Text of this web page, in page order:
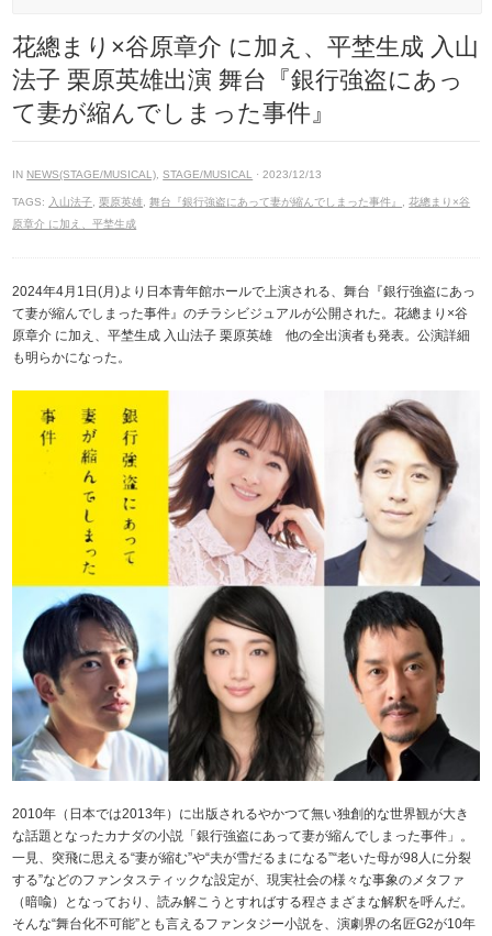
花總まり×谷原章介 に加え、平埜生成 入山
法子 栗原英雄出演 舞台『銀行強盗にあっ
て妻が縮んでしまった事件』
IN NEWS(STAGE/MUSICAL) ,STAGE/MUSICAL · 2023/12/13
TAGS: 入山法子 ,栗原英雄 ,舞台『銀行強盗にあって妻が縮んでしまった事件』 ,花總まり×谷
原章介 に加え、平埜生成
2024年4月1日(月)より日本青年館ホールで上演される、舞台『銀行強盗にあっ
て妻が縮んでしまった事件』のチラシビジュアルが公開された。花總まり×谷
原章介 に加え、平埜生成 入山法子 栗原英雄 他の全出演者も発表。公演詳細
も明らかになった。
2010年（日本では2013年）に出版されるやかつて無い独創的な世界観が大き
な話題となったカナダの小説「銀行強盗にあって妻が縮んでしまった事件」。
一見、突飛に思える“妻が縮む”や“夫が雪だるまになる”“老いた母が98人に分裂
する”などのファンタスティックな設定が、現実社会の様々な事象のメタファ
（暗喩）となっており、読み解こうとすればする程さまざまな解釈を呼んだ。
そんな“舞台化不可能”とも言えるファンタジー小説を、演劇界の名匠G2が10年